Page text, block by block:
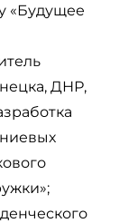
«Будущее
ДНР,